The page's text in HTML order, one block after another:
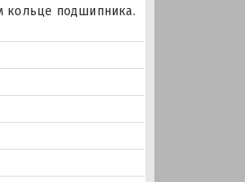
кольце подшипника.